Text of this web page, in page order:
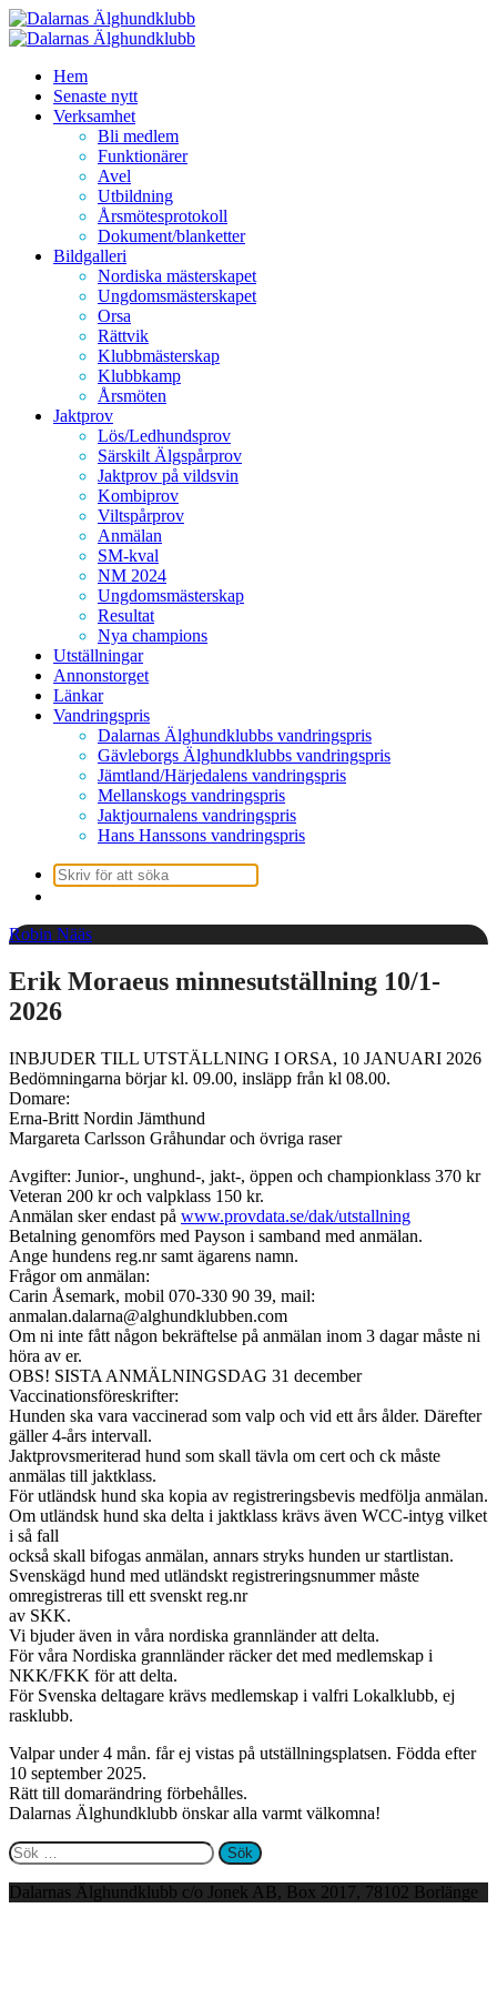
Hoppa
till
Hem
Senaste nytt
Verksamhet
Bli medlem
Funktionärer
Avel
Utbildning
Årsmötesprotokoll
Dokument/blanketter
Bildgalleri
Nordiska mästerskapet
Ungdomsmästerskapet
Orsa
Rättvik
Klubbmästerskap
Klubbkamp
Årsmöten
Jaktprov
Lös/Ledhundsprov
Särskilt Älgspårprov
Jaktprov på vildsvin
Kombiprov
Viltspårprov
Anmälan
SM-kval
NM 2024
Ungdomsmästerskap
Resultat
Nya champions
Utställningar
Annonstorget
Länkar
Vandringspris
Dalarnas Älghundklubbs vandringspris
Gävleborgs Älghundklubbs vandringspris
Jämtland/Härjedalens vandringspris
Mellanskogs vandringspris
Jaktjournalens vandringspris
Hans Hanssons vandringspris
Sök
efter:
Robin Nääs
Erik Moraeus minnesutställning 10/1-
2026
INBJUDER TILL UTSTÄLLNING I ORSA, 10 JANUARI 2026
Bedömningarna börjar kl. 09.00, insläpp från kl 08.00.
Domare:
Erna-Britt Nordin Jämthund
Margareta Carlsson Gråhundar och övriga raser
Avgifter: Junior-, unghund-, jakt-, öppen och championklass 370 kr
Veteran 200 kr och valpklass 150 kr.
Anmälan sker endast på www.provdata.se/dak/utstallning
Betalning genomförs med Payson i samband med anmälan.
Ange hundens reg.nr samt ägarens namn.
Frågor om anmälan:
Carin Åsemark, mobil 070-330 90 39, mail:
anmalan.dalarna@alghundklubben.com
Om ni inte fått någon bekräftelse på anmälan inom 3 dagar måste ni
höra av er.
OBS! SISTA ANMÄLNINGSDAG 31 december
Vaccinationsföreskrifter:
Hunden ska vara vaccinerad som valp och vid ett års ålder. Därefter
gäller 4-års intervall.
Jaktprovsmeriterad hund som skall tävla om cert och ck måste
anmälas till jaktklass.
För utländsk hund ska kopia av registreringsbevis medfölja anmälan.
Om utländsk hund ska delta i jaktklass krävs även WCC-intyg vilket
i så fall
också skall bifogas anmälan, annars stryks hunden ur startlistan.
Svenskägd hund med utländskt registreringsnummer måste
omregistreras till ett svenskt reg.nr
av SKK.
Vi bjuder även in våra nordiska grannländer att delta.
För våra Nordiska grannländer räcker det med medlemskap i
NKK/FKK för att delta.
För Svenska deltagare krävs medlemskap i valfri Lokalklubb, ej
rasklubb.
Valpar under 4 mån. får ej vistas på utställningsplatsen. Födda efter
10 september 2025.
Rätt till domarändring förbehålles.
Dalarnas Älghundklubb önskar alla varmt välkomna!
Sök
efter:
Dalarnas Älghundklubb c/o Jonek AB, Box 2017, 78102 Borlänge